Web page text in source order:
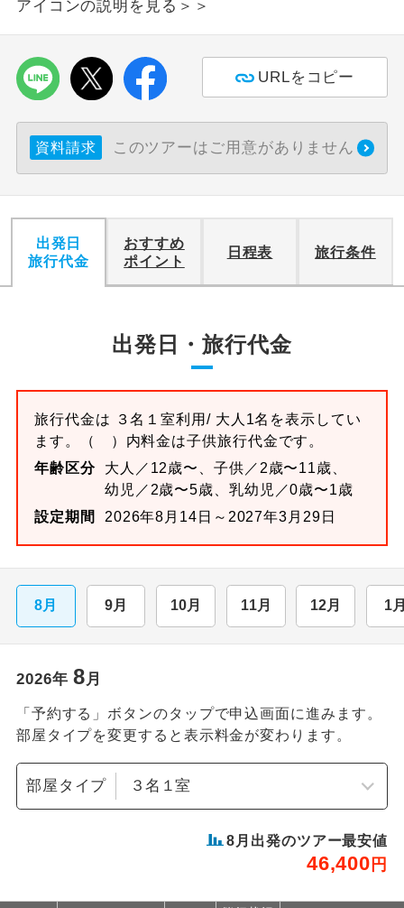
アイコンの説明を見る＞＞
URLをコピー
資料請求 このツアーはご用意がありません
出発日
旅行代金
おすすめ
ポイント
日程表 旅行条件
出発日・旅行代金
旅行代金は ３名１室利用/ 大人1名を表示してい
ます。
（ ）内料金は子供旅行代金です。
年齢区分
大人／12歳〜、子供／2歳〜11歳、
幼児／2歳〜5歳、乳幼児／0歳〜1歳
設定期間
2026年8月14日～2027年3月29日
8月 9月 10月 11月 12月 1
2026年 8月
「予約する」ボタンのタップで申込画面に進みます。
部屋タイプを変更すると表示料金が変わります。
部屋タイプ
8 月出発のツアー最安値
46,400 円